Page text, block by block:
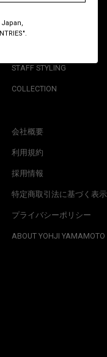
BESTSELLERS
GIFTS
STAFF STYLING
COLLECTION
会社概要
利用規約
採用情報
特定商取引法に基づく表示
プライバシーポリシー
ABOUT YOHJI YAMAMOTO